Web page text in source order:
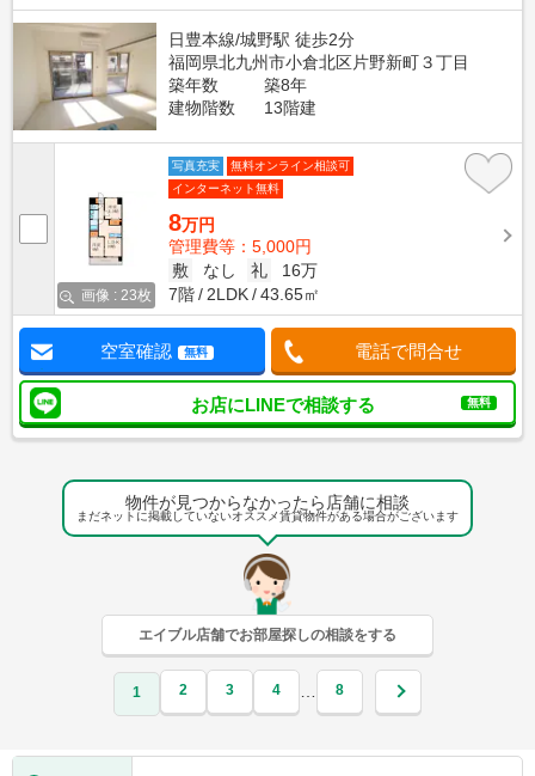
日豊本線/城野駅 徒歩2分
福岡県北九州市小倉北区片野新町３丁目
築年数
築8年
建物階数
13階建
画像 : 23枚
写真充実
無料オンライン相談可
インターネット無料
8万円
管理費等：5,000円
敷
なし 礼
16万
7階
2LDK 43.65㎡
空室確認 無料 電話で問合せ
お店にLINEで相談する 無料
物件が見つからなかったら店舗に相談
まだネットに掲載していないオススメ賃貸物件がある場合がございます
エイブル店舗でお部屋探しの相談をする
1 2 3 4 … 8